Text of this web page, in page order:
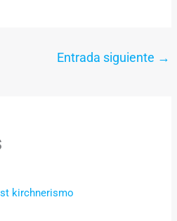
Entrada siguiente →
kirchnerismo